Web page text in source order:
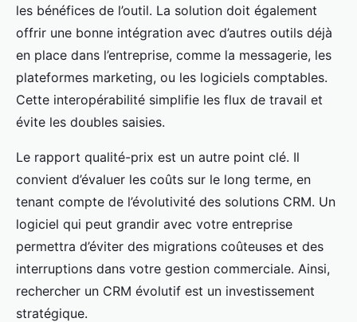
les bénéfices de l’outil. La solution doit également
offrir une bonne intégration avec d’autres outils déjà
en place dans l’entreprise, comme la messagerie, les
plateformes marketing, ou les logiciels comptables.
Cette interopérabilité simplifie les flux de travail et
évite les doubles saisies.
Le rapport qualité-prix est un autre point clé. Il
convient d’évaluer les coûts sur le long terme, en
tenant compte de l’évolutivité des solutions CRM. Un
logiciel qui peut grandir avec votre entreprise
permettra d’éviter des migrations coûteuses et des
interruptions dans votre gestion commerciale. Ainsi,
rechercher un CRM évolutif est un investissement
stratégique.